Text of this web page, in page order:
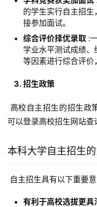
的学生实行自主招
接参加面试。
综合评价择优录取 :
学业水平测试成绩
等因素进行综合评价
  3. 招生政策
可以登录高校招生网站查
本科大学自主招生
自主招生具有以下重要意
有利于高校选拔更具